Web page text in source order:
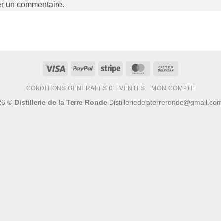
un commentaire.
Visa PayPal Stripe MasterCard
Delivery
CONDITIONS GENERALES DE VENTES MON COMPTE
© Distillerie de la Terre Ronde